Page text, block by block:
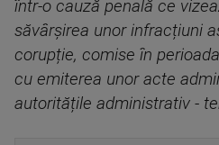
într-o cauză penală ce
săvârșirea unor infracțiuni
corupție, comise în
cu emiterea unor acte
autoritățile administrativ -